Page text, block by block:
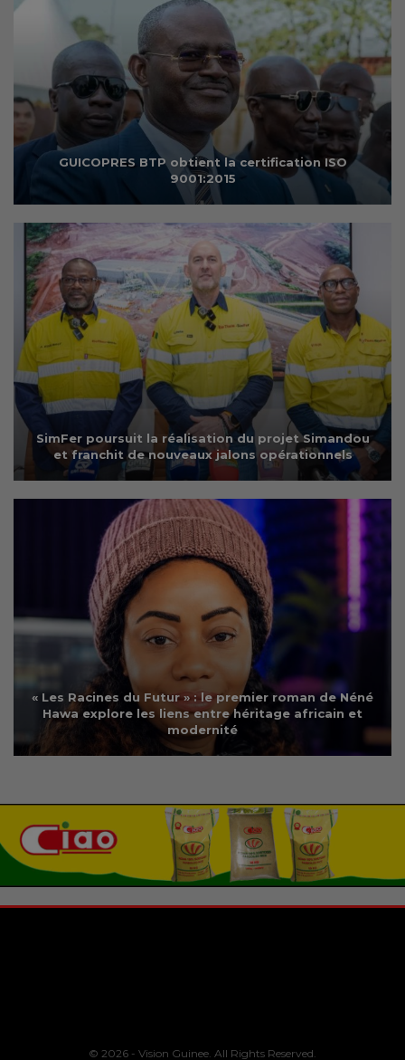
GUICOPRES BTP obtient la certification ISO
9001:2015
SimFer poursuit la réalisation du projet Simandou
et franchit de nouveaux jalons opérationnels
« Les Racines du Futur » : le premier roman de Néné
Hawa explore les liens entre héritage africain et
modernité
© 2026 - Vision Guinee. All Rights Reserved.